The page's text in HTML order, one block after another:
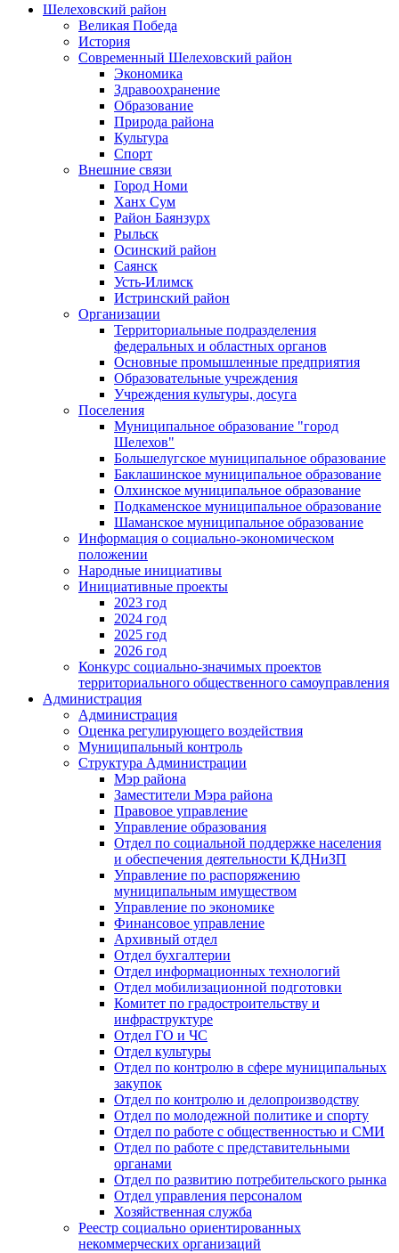
Шелеховский район
Великая Победа
История
Современный Шелеховский район
Экономика
Здравоохранение
Образование
Природа района
Культура
Спорт
Внешние связи
Город Номи
Ханх Сум
Район Баянзурх
Рыльск
Осинский район
Саянск
Усть-Илимск
Истринский район
Организации
Территориальные подразделения
федеральных и областных органов
Основные промышленные предприятия
Образовательные учреждения
Учреждения культуры, досуга
Поселения
Муниципальное образование "город
Шелехов"
Большелугское муниципальное образование
Баклашинское муниципальное образование
Олхинское муниципальное образование
Подкаменское муниципальное образование
Шаманское муниципальное образование
Информация о социально-экономическом
положении
Народные инициативы
Инициативные проекты
2023 год
2024 год
2025 год
2026 год
Конкурс социально-значимых проектов
территориального общественного самоуправления
Администрация
Администрация
Оценка регулирующего воздействия
Муниципальный контроль
Структура Администрации
Мэр района
Заместители Мэра района
Правовое управление
Управление образования
Отдел по социальной поддержке населения
и обеспечения деятельности КДНиЗП
Управление по распоряжению
муниципальным имуществом
Управление по экономике
Финансовое управление
Архивный отдел
Отдел бухгалтерии
Отдел информационных технологий
Отдел мобилизационной подготовки
Комитет по градостроительству и
инфраструктуре
Отдел ГО и ЧС
Отдел культуры
Отдел по контролю в сфере муниципальных
закупок
Отдел по контролю и делопроизводству
Отдел по молодежной политике и спорту
Отдел по работе с общественностью и СМИ
Отдел по работе с представительными
органами
Отдел по развитию потребительского рынка
Отдел управления персоналом
Хозяйственная служба
Реестр социально ориентированных
некоммерческих организаций